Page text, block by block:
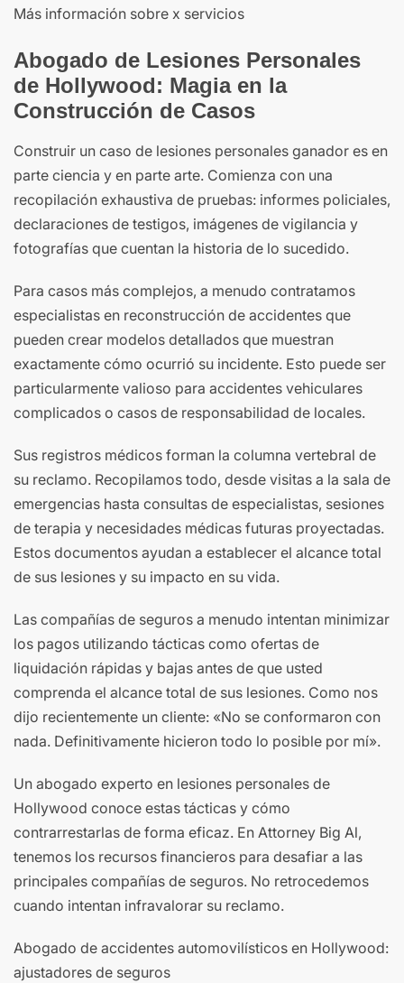
Más información sobre x servicios
Abogado de Lesiones Personales
de Hollywood: Magia en la
Construcción de Casos
Construir un caso de lesiones personales ganador es en
parte ciencia y en parte arte. Comienza con una
recopilación exhaustiva de pruebas: informes policiales,
declaraciones de testigos, imágenes de vigilancia y
fotografías que cuentan la historia de lo sucedido.
Para casos más complejos, a menudo contratamos
especialistas en reconstrucción de accidentes que
pueden crear modelos detallados que muestran
exactamente cómo ocurrió su incidente. Esto puede ser
particularmente valioso para accidentes vehiculares
complicados o casos de responsabilidad de locales.
Sus registros médicos forman la columna vertebral de
su reclamo. Recopilamos todo, desde visitas a la sala de
emergencias hasta consultas de especialistas, sesiones
de terapia y necesidades médicas futuras proyectadas.
Estos documentos ayudan a establecer el alcance total
de sus lesiones y su impacto en su vida.
Las compañías de seguros a menudo intentan minimizar
los pagos utilizando tácticas como ofertas de
liquidación rápidas y bajas antes de que usted
comprenda el alcance total de sus lesiones. Como nos
dijo recientemente un cliente: «No se conformaron con
nada. Definitivamente hicieron todo lo posible por mí».
Un abogado experto en lesiones personales de
Hollywood conoce estas tácticas y cómo
contrarrestarlas de forma eficaz. En Attorney Big Al,
tenemos los recursos financieros para desafiar a las
principales compañías de seguros. No retrocedemos
cuando intentan infravalorar su reclamo.
Abogado de accidentes automovilísticos en Hollywood:
ajustadores de seguros